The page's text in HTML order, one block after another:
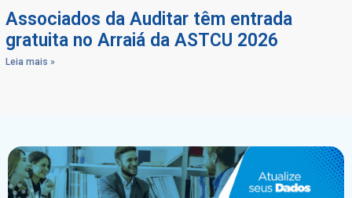
Associados da Auditar têm entrada
gratuita no Arraiá da ASTCU 2026
Leia mais »